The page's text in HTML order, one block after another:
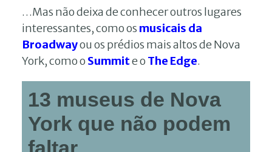
…Mas não deixa de conhecer outros lugares
interessantes, como os musicais da
Broadwayou os prédios mais altos de Nova
York, como o Summite o The Edge.
13 museus de Nova
York que não podem